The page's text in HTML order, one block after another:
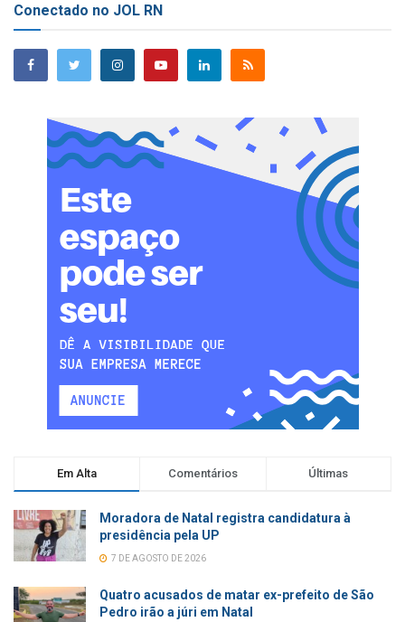
Conectado no JOL RN
Em Alta Comentários Últimas
Moradora de Natal registra candidatura à
presidência pela UP
7 DE AGOSTO DE 2026
Quatro acusados de matar ex-prefeito de São
Pedro irão a júri em Natal